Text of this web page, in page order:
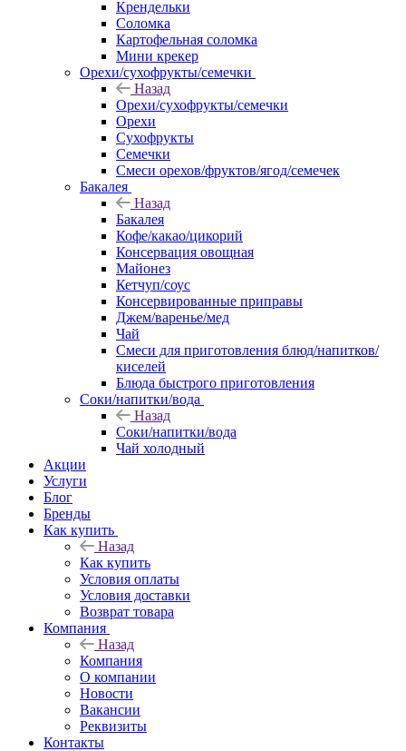
Крендельки
Соломка
Картофельная соломка
Мини крекер
Орехи/сухофрукты/семечки
Назад
Орехи/сухофрукты/семечки
Орехи
Сухофрукты
Семечки
Смеси орехов/фруктов/ягод/семечек
Бакалея
Назад
Бакалея
Кофе/какао/цикорий
Консервация овощная
Майонез
Кетчуп/соус
Консервированные приправы
Джем/варенье/мед
Чай
Смеси для приготовления блюд/напитков/
киселей
Блюда быстрого приготовления
Соки/напитки/вода
Назад
Соки/напитки/вода
Чай холодный
Акции
Услуги
Блог
Бренды
Как купить
Назад
Как купить
Условия оплаты
Условия доставки
Возврат товара
Компания
Назад
Компания
О компании
Новости
Вакансии
Реквизиты
Контакты